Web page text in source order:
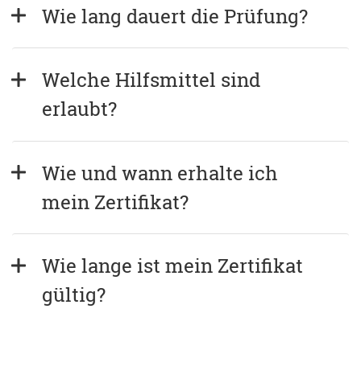
Wie lang dauert die Prüfung?
Welche Hilfsmittel sind
erlaubt?
Wie und wann erhalte ich
mein Zertifikat?
Wie lange ist mein Zertifikat
gültig?